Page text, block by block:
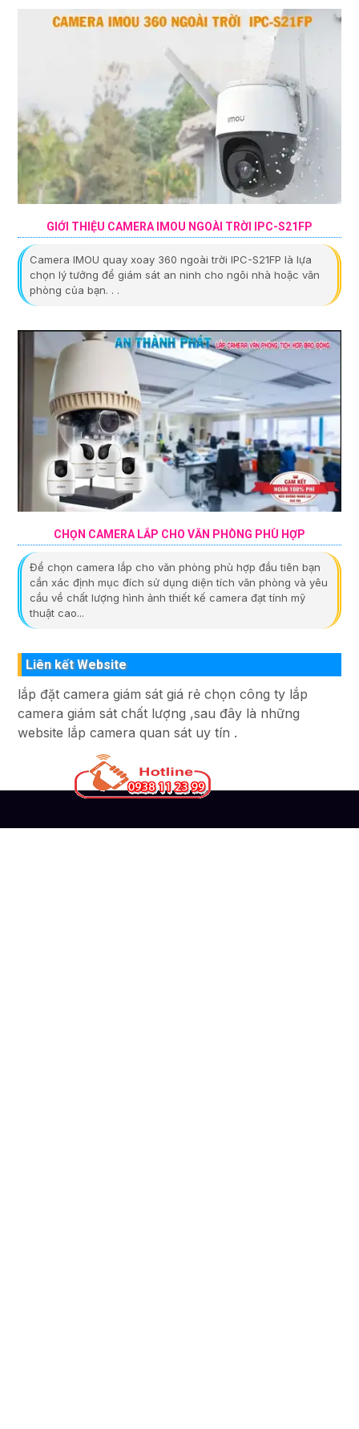
GIỚI THIỆU CAMERA IMOU NGOÀI TRỜI IPC-S21FP
Camera IMOU quay xoay 360 ngoài trời IPC-S21FP là lựa
chọn lý tưởng để giám sát an ninh cho ngôi nhà hoặc văn
phòng của bạn. . .
CHỌN CAMERA LẮP CHO VĂN PHÒNG PHÙ HỢP
Để chọn camera lắp cho văn phòng phù hợp đầu tiên bạn
cần xác định mục đích sử dụng diện tích văn phòng và yêu
cầu về chất lượng hình ảnh thiết kế camera đạt tính mỹ
thuật cao...
Liên kết Website
lắp đặt camera giám sát giá rẻ chọn công ty lắp
camera giám sát chất lượng ,sau đây là những
website lắp camera quan sát uy tín .